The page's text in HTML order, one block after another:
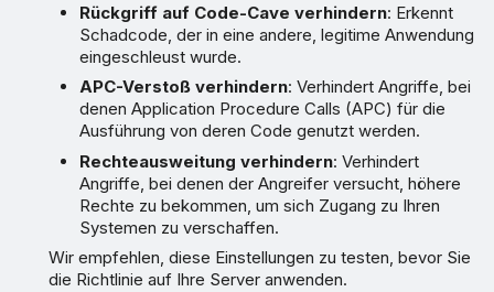
Rückgriff auf Code-Cave verhindern: Erkennt
Schadcode, der in eine andere, legitime Anwendung
eingeschleust wurde.
APC-Verstoß verhindern: Verhindert Angriffe, bei
denen Application Procedure Calls (APC) für die
Ausführung von deren Code genutzt werden.
Rechteausweitung verhindern: Verhindert
Angriffe, bei denen der Angreifer versucht, höhere
Rechte zu bekommen, um sich Zugang zu Ihren
Systemen zu verschaffen.
Wir empfehlen, diese Einstellungen zu testen, bevor Sie
die Richtlinie auf Ihre Server anwenden.